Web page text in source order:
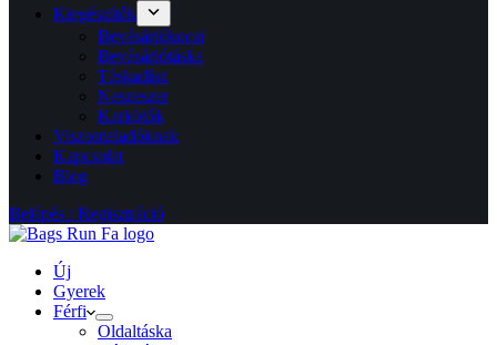
Kiegészítők
Bevásárlókocsi
Bevásárlótáska
Táskadísz
Neszeszer
Karkötők
Viszonteladóknak
Kapcsolat
Blog
Belépés / Regisztráció
Új
Gyerek
Férfi
Oldaltáska